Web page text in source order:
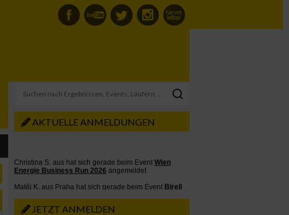
AKTUELLE ANMELDUNGEN
JETZT ANMELDEN